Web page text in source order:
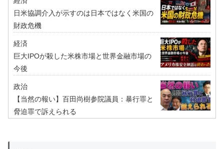
日米協調介入が示すのは日本ではなく米国の
財政危機
経済
巨大IPOが殺した米株市場と世界金融市場の
今後
政治
【当然の報い】百田尚樹参院議員：暴行罪と
脅迫罪で訴えられる